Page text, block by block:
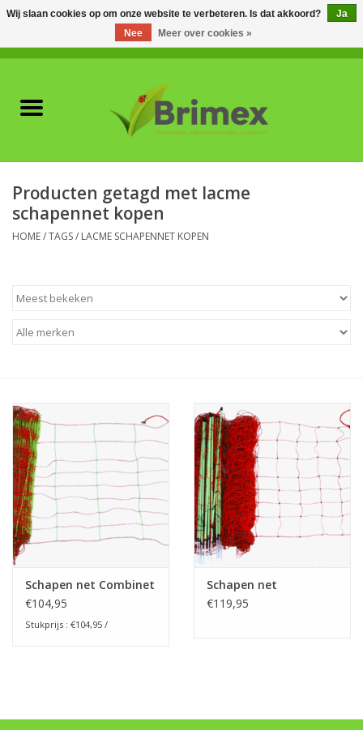
Plagen & Ziekten
Meststoffen en
Bodemverbeteraars
Bestuiving
Brimex kaarten
Vallen
Drukspuiten
Onkruid & Reiniging
Producten getagd met lacme
schapennet kopen
HOME/TAGS/ LACME SCHAPENNET KOPEN
Schapen net Combinet
€104,95
Stukprijs : €104,95 /
Schapen net
€119,95
Wij slaan cookies op om onze website te verbeteren. Is dat akkoord?
Ja
Nee
Meer over cookies »